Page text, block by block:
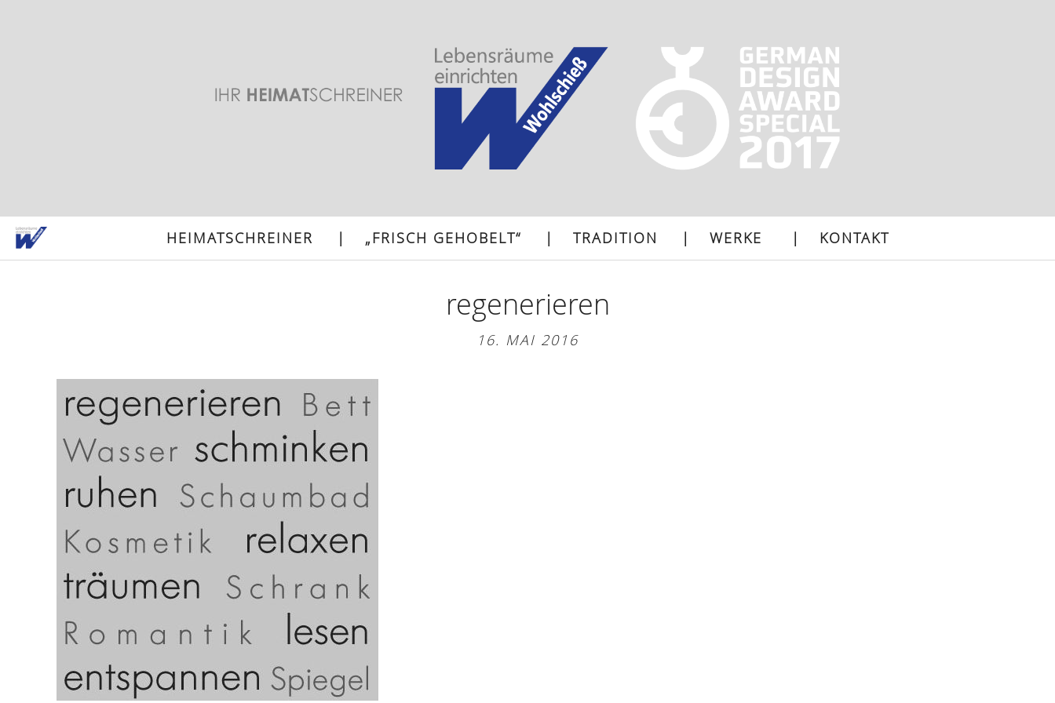
HEIMATSCHREINER „FRISCH GEHOBELT“ TRADITION WERKE KONTAKT
regenerieren
16. MAI 2016